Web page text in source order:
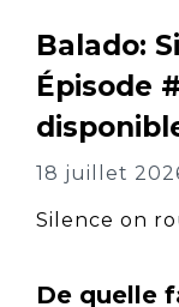
Balado:
Épisode
18 juillet
Silence on
De quelle